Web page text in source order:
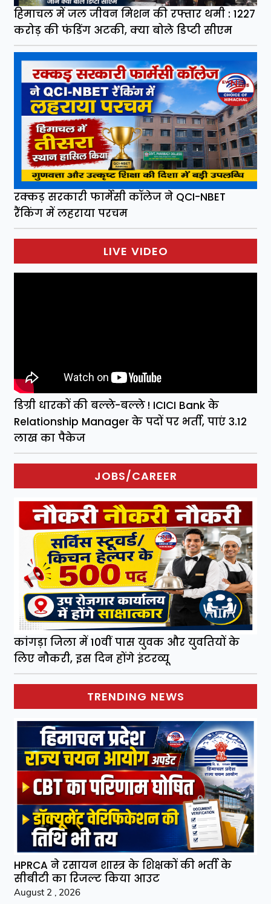
हिमाचल में जल जीवन मिशन की रफ्तार थमी : 1227
करोड़ की फंडिंग अटकी, क्या बोले डिप्टी सीएम
रक्कड़ सरकारी फार्मेसी कॉलेज ने QCI-NBET
रैंकिंग में लहराया परचम
LIVE VIDEO
डिग्री धारकों की बल्ले-बल्ले ! ICICI Bank के
Relationship Manager के पदों पर भर्ती, पाएं 3.12
लाख का पैकेज
JOBS/CAREER
कांगड़ा जिला में 10वीं पास युवक और युवतियों के
लिए नौकरी, इस दिन होंगे इंटरव्यू
TRENDING NEWS
HPRCA ने रसायन शास्त्र के शिक्षकों की भर्ती के
सीबीटी का रिजल्ट किया आउट
August 2 , 2026